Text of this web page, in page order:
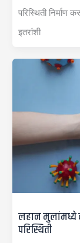
परिस्थिती निर्माण
इतरांशी
लहान मुलांमध्ये
परिस्थिती